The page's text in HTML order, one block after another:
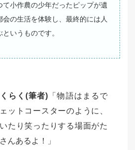
て小作農の少年だったピップが遺
会の生活を体験し、最終的には人
いうものです。
らく(筆者) 「物語はまるで
ットコースターのように、
たり笑ったりする場面がた
んあるよ！」